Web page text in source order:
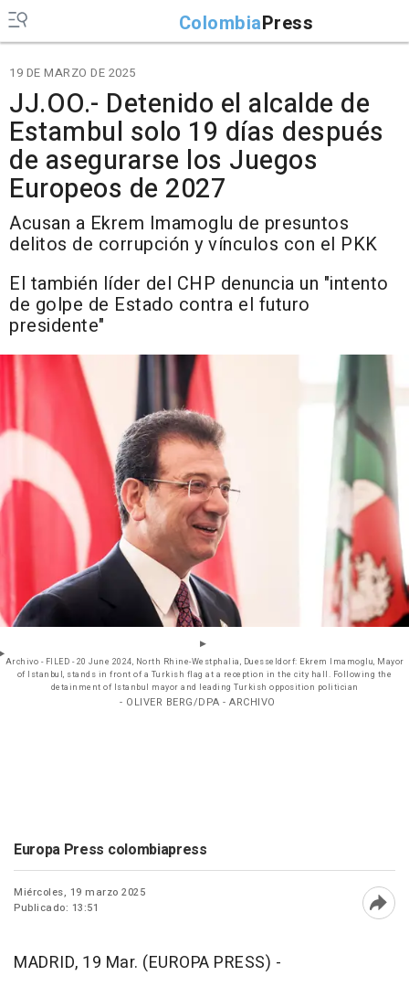
ColombiaPress
19 DE MARZO DE 2025
JJ.OO.- Detenido el alcalde de
Estambul solo 19 días después
de asegurarse los Juegos
Europeos de 2027
Acusan a Ekrem Imamoglu de presuntos
delitos de corrupción y vínculos con el PKK
El también líder del CHP denuncia un "intento
de golpe de Estado contra el futuro
presidente"
Archivo - FILED - 20 June 2024, North Rhine-Westphalia, Duesseldorf: Ekrem Imamoglu, Mayor
of Istanbul, stands in front of a Turkish flag at a reception in the city hall. Following the
detainment of Istanbul mayor and leading Turkish opposition politician
- OLIVER BERG/DPA - ARCHIVO
Europa Press colombiapress
Miércoles, 19 marzo 2025
Publicado: 13:51
MADRID, 19 Mar. (EUROPA PRESS) -